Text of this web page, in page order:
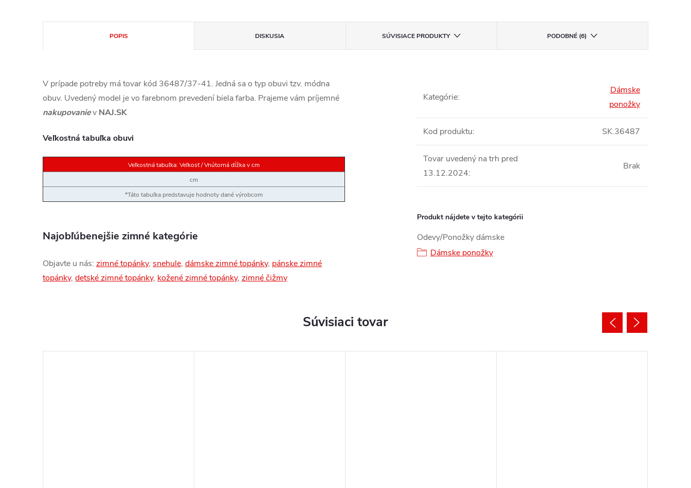
POPIS DISKUSIA SÚVISIACE PRODUKTY PODOBNÉ (6)
V prípade potreby má tovar kód 36487/37-41. Jedná sa o typ obuvi tzv. módna
obuv. Uvedený model je vo farebnom prevedení biela farba. Prajeme vám príjemné
nakupovaniev NAJ.SK
Veľkostná tabuľka obuvi
Veľkostná tabuľka: Veľkosť / Vnútorná dĺžka v cm
cm
*Táto tabuľka predstavuje hodnoty dané výrobcom
Najobľúbenejšie zimné kategórie
Objavte u nás: zimné topánky, snehule, dámske zimné topánky, pánske zimné
topánky, detské zimné topánky, kožené zimné topánky, zimné čižmy
Kategórie:
Dámske
ponožky
Kod produktu: SK.36487
Tovar uvedený na trh pred
13.12.2024:
Brak
Produkt nájdete v tejto kategórii
Odevy/Ponožky dámske
Dámske ponožky
Súvisiaci tovar